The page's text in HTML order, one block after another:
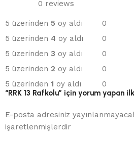
0 reviews
5 üzerinden 5 oy aldı
0
5 üzerinden 4 oy aldı
0
5 üzerinden 3 oy aldı
0
5 üzerinden 2 oy aldı
0
5 üzerinden 1 oy aldı 0
“RRK 13 Rafkolu” için yorum yapan
E-posta adresiniz
işaretlenmişlerdir